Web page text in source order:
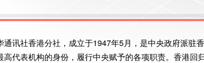
讯社香港分社，成立于1947年5月，是中央政府派驻
代表机构的身份，履行中央赋予的各项职责。香港回